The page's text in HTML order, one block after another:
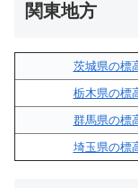
関東地方
茨城県の標
栃木県の標
群馬県の標
埼玉県の標